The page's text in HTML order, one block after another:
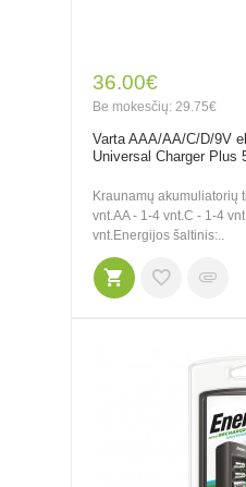
36.00€
Be mokesčių: 29.75€
Varta AAA/AA/C/D/9V
Universal Charger Plus
Kraunamų akumuliatorių
vnt.AA - 1-4 vnt.C - 1-4
vnt.Energijos šaltinis:..